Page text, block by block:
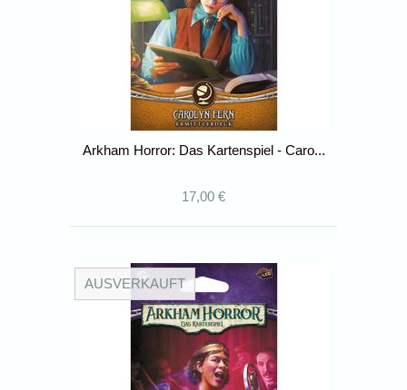
Arkham Horror: Das Kartenspiel - Caro...
17,00 €
AUSVERKAUFT